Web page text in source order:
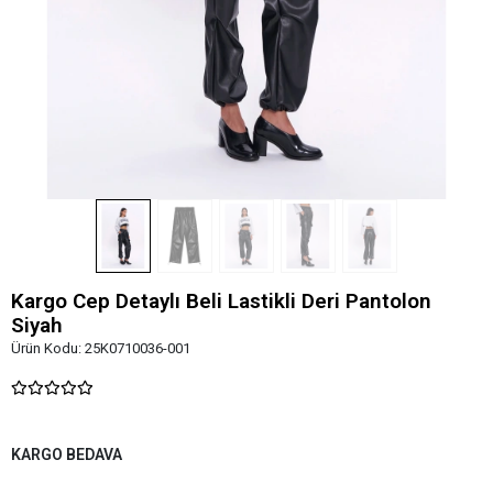
Kargo Cep Detaylı Beli Lastikli Deri Pantolon
Siyah
Ürün Kodu: 25K0710036-001
KARGO BEDAVA